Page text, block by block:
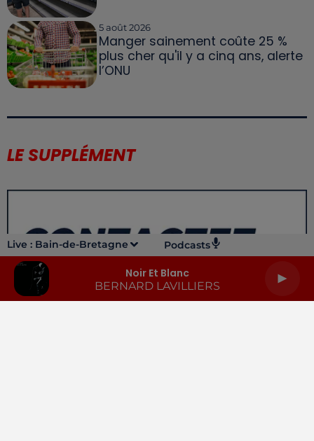
Live : Bain-de-Bretagne Podcasts
Noir Et Blanc
BERNARD LAVILLIERS
5 août 2026
Manger sainement coûte 25 %
plus cher qu'il y a cinq ans, alerte
l’ONU
LE SUPPLÉMENT